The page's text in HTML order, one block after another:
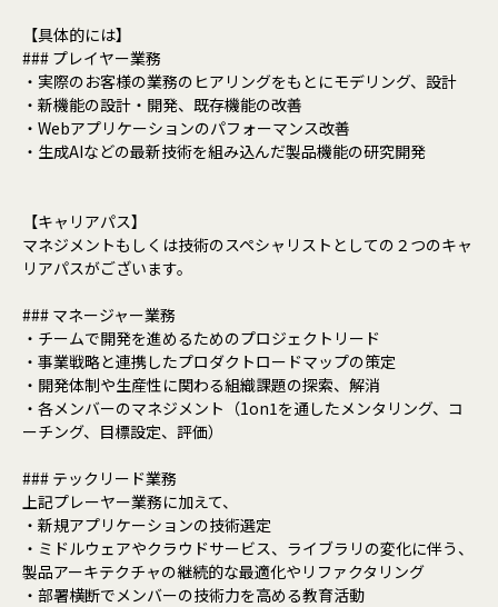
【具体的には】
### プレイヤー業務
・実際のお客様の業務のヒアリングをもとにモデリング、設計
・新機能の設計・開発、既存機能の改善
・Webアプリケーションのパフォーマンス改善
・生成AIなどの最新技術を組み込んだ製品機能の研究開発
【キャリアパス】
マネジメントもしくは技術のスペシャリストとしての２つのキャ
リアパスがございます。
### マネージャー業務
・チームで開発を進めるためのプロジェクトリード
・事業戦略と連携したプロダクトロードマップの策定
・開発体制や生産性に関わる組織課題の探索、解消
・各メンバーのマネジメント（1on1を通したメンタリング、コ
ーチング、目標設定、評価）
### テックリード業務
上記プレーヤー業務に加えて、
・新規アプリケーションの技術選定
・ミドルウェアやクラウドサービス、ライブラリの変化に伴う、
製品アーキテクチャの継続的な最適化やリファクタリング
・部署横断でメンバーの技術力を高める教育活動